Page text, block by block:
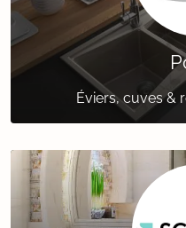
Éviers, cuves &